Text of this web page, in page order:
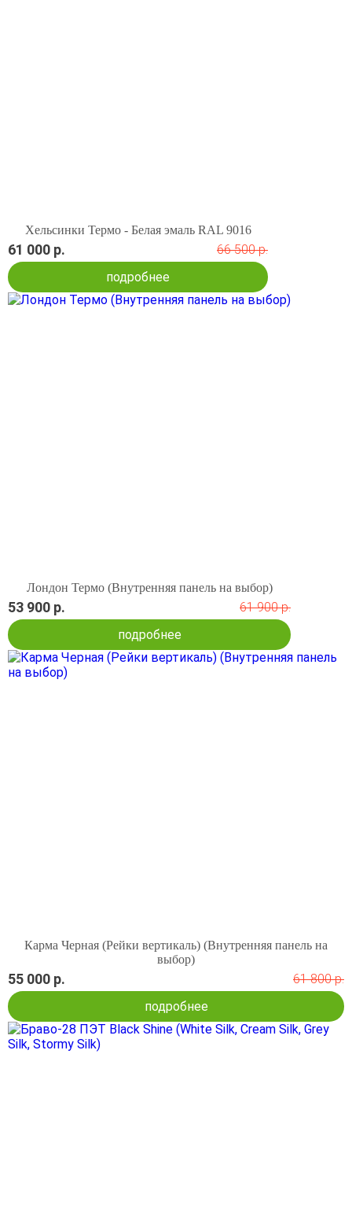
Хельсинки Термо - Белая эмаль RAL 9016
61 000 р.
66 500 р.
подробнее
Лондон Термо (Внутренняя панель на выбор)
53 900 р.
61 900 р.
подробнее
Карма Черная (Рейки вертикаль) (Внутренняя панель на
выбор)
55 000 р.
61 800 р.
подробнее